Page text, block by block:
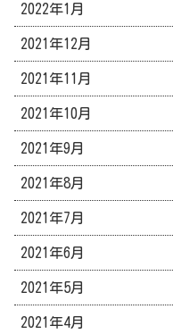
2022年1月
2021年12月
2021年11月
2021年10月
2021年9月
2021年8月
2021年7月
2021年6月
2021年5月
2021年4月